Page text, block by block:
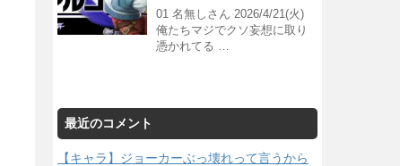
01 名無しさん 2026/4/21(火)
俺たちマジでクソ妄想に取り
憑かれてる …
最近のコメント
【キャラ】ジョーカーぶっ壊れって言うから